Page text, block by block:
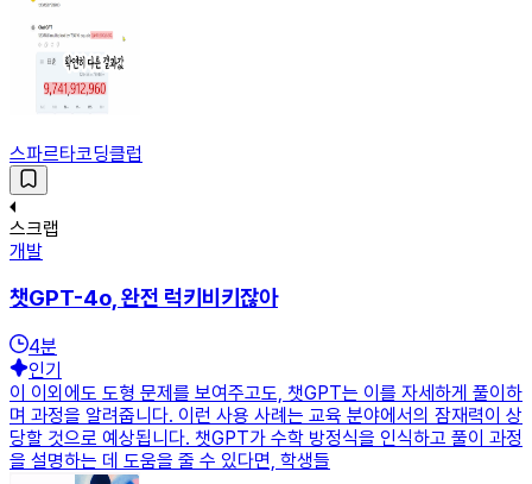
스파르타코딩클럽
스크랩
개발
챗GPT-4o, 완전 럭키비키잖아
4분
인기
이 이외에도 도형 문제를 보여주고도, 챗GPT는 이를 자세하게 풀이하
며 과정을 알려줍니다. 이런 사용 사례는 교육 분야에서의 잠재력이 상
당할 것으로 예상됩니다. 챗GPT가 수학 방정식을 인식하고 풀이 과정
을 설명하는 데 도움을 줄 수 있다면, 학생들